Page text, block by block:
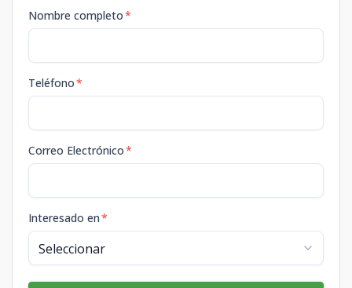
Nombre completo*
Teléfono*
Correo Electrónico*
Interesado en*